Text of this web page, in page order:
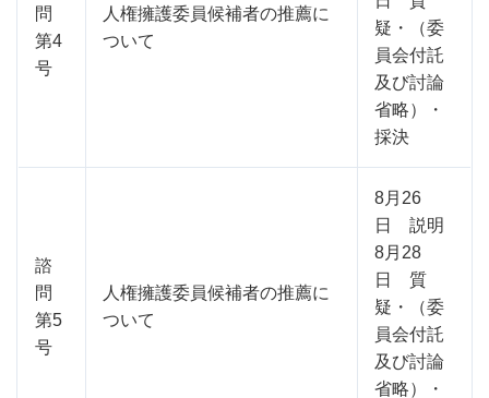
問
第4
号
人権擁護委員候補者の推薦に
ついて
疑・（委
員会付託
及び討論
省略）・
採決
諮
問
第5
号
人権擁護委員候補者の推薦に
ついて
8月26
日 説明
8月28
日 質
疑・（委
員会付託
及び討論
省略）・